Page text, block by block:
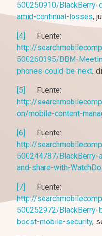
500250910/
amid-continual-losses,
[4]
Fuente:
http://
500260395/BBM-
phones-could-be-next,
[5]
Fuente:
http://
on/mobile-content-
[6]
Fuente:
http://
500244787/
and-share-with-
[7]
Fuente:
http://
500252972/BlackBerry-
boost-mobile-security,